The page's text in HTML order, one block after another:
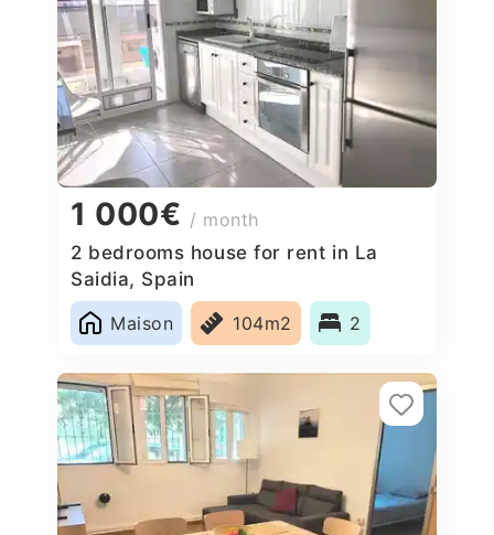
1 000€ / month
2 bedrooms house for rent in La
Saidia, Spain
Maison
104m2 2